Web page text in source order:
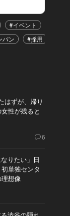
#イベント
パン #採用
はずが、帰り
性が残ると
6
りたい」日
単独センタ
想像